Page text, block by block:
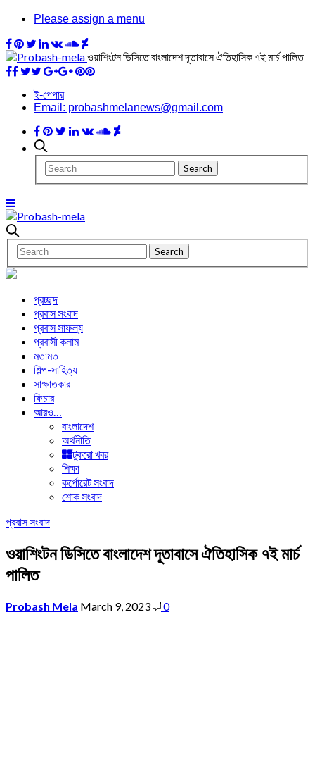
Please assign a menu
ওয়াশিংটন ডিসিতে বাংলাদেশ দূতাবাসে ঐতিহাসিক ৭ই মার্চ পালিত
ই-পেপার
Email: probashmelanews@gmail.com
প্রচ্ছদ
প্রবাস সংবাদ
প্রবাস সাফল্য
প্রবাসী কলাম
মতামত
শিল্প-সাহিত্য
সাক্ষাতকার
ফিচার
আরও…
বাংলাদেশ
অর্থনীতি
টুকরো খবর
শিক্ষা
কর্পোরেট সংবাদ
শোক সংবাদ
প্রবাস সংবাদ
ওয়াশিংটন ডিসিতে বাংলাদেশ দূতাবাসে ঐতিহাসিক ৭ই মার্চ
পালিত
Probash Mela March 9, 2023 0